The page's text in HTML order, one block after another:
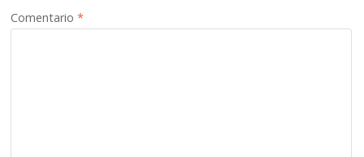
Comentario*